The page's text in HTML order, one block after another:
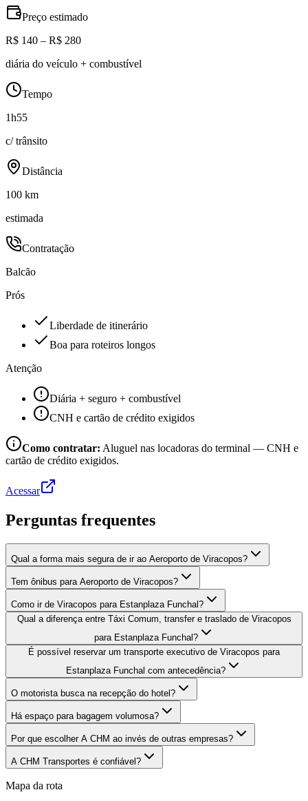
Preço estimado
R$ 140 – R$ 280
diária do veículo + combustível
Tempo
1h55
c/ trânsito
Distância
100 km
estimada
Contratação
Balcão
Prós
Liberdade de itinerário
Boa para roteiros longos
Atenção
Diária + seguro + combustível
CNH e cartão de crédito exigidos
Como contratar: Aluguel nas locadoras do terminal — CNH e
cartão de crédito exigidos.
Acessar
Perguntas frequentes
Qual a forma mais segura de ir ao Aeroporto de Viracopos?
Tem ônibus para Aeroporto de Viracopos?
Como ir de Viracopos para Estanplaza Funchal?
Qual a diferença entre Táxi Comum, transfer e traslado de Viracopos
para Estanplaza Funchal?
É possível reservar um transporte executivo de Viracopos para
Estanplaza Funchal com antecedência?
O motorista busca na recepção do hotel?
Há espaço para bagagem volumosa?
Por que escolher A CHM ao invés de outras empresas?
A CHM Transportes é confiável?
Mapa da rota